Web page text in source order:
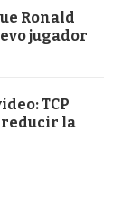
Ronald
jugador
TCP
reducir la